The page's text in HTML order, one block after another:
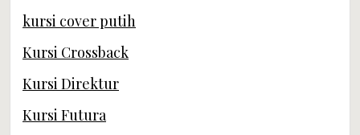
kursi cover putih
Kursi Crossback
Kursi Direktur
Kursi Futura